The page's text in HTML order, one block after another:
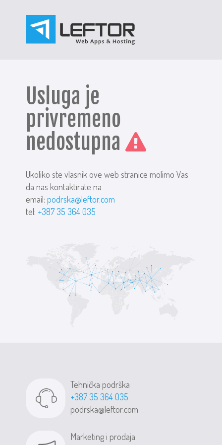
Usluga je
privremeno
nedostupna
Ukoliko ste vlasnik ove web stranice molimo Vas
da nas kontaktirate na
email:podrska@leftor.com
tel: +387 35 364 035
Tehnička podrška
+387 35 364 035
podrska@leftor.com
Marketing i prodaja